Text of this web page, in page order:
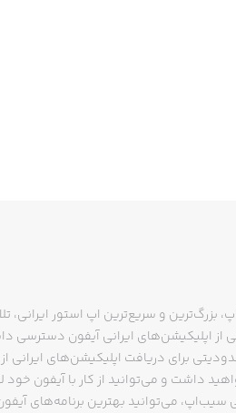
بزرگ‌ترین و سریع‌ترین اپ استور ایرانی،
از اپلیکیشن‌های ایرانی آیفون دسترسی
برای دریافت اپلیکیشن‌های ایرانی
داشت و می‌توانید از کار با آیفون خود
سیب‌اپ، می‌توانید بهترین برنامه‌های آیفون